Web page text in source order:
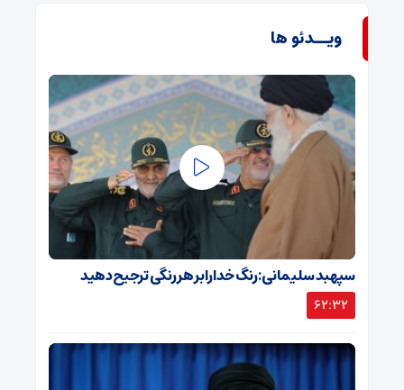
ویــدئو ها
سپهبد سلیمانی: رنگ خدا را بر هر رنگی ترجیح دهید
62:32